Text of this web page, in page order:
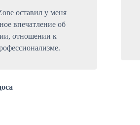
оставил у меня
впечатление об
отношении к